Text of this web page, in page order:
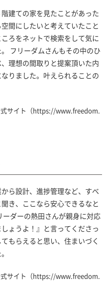
建ての家を見たことがあった
間にしたいと考えていたこと
ろをネットで検索をして気に
フリーダムさんもその中のひ
理想の間取りと提案頂いた内
りました。叶えられることの
サイト（https://www.freedom.
ら設計、進捗管理など、すべ
き、ここなら安心できるなと
ダーの熱田さんが親身に対応
ょうよ！』と言ってくださっ
もらえると思い、住まいづく
サイト（https://www.freedom.